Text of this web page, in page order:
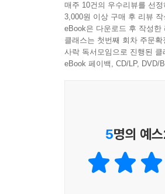
매주 10건의 우수리뷰를 선
3,000원 이상 구매 후 리뷰 작
eBook은 다운로드 후 작성
클래스는 첫번째 회차 주문
사락 독서모임으로 진행된
eBook 페이백, CD/LP, DVD/
5명의 예